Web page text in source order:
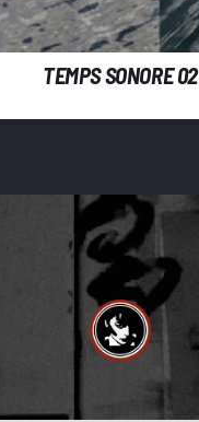
TEMPS SONORE 02